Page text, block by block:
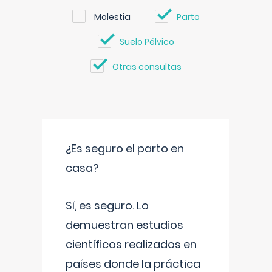
Molestia Parto
Suelo Pélvico
Otras consultas
¿Es seguro el parto en
casa?
Sí, es seguro. Lo
demuestran estudios
científicos realizados en
países donde la práctica